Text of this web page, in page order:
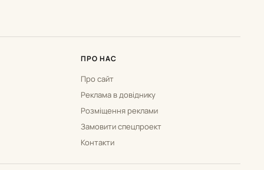
ПРО НАС
Про сайт
Реклама в довіднику
Розміщення реклами
Замовити спецпроект
Контакти